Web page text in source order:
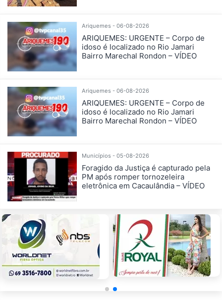
Ariquemes - 06-08-2026
ARIQUEMES: URGENTE – Corpo de
idoso é localizado no Rio Jamari
Bairro Marechal Rondon – VÍDEO
Ariquemes - 06-08-2026
ARIQUEMES: URGENTE – Corpo de
idoso é localizado no Rio Jamari
Bairro Marechal Rondon – VÍDEO
Municípios - 05-08-2026
Foragido da Justiça é capturado pela
PM após romper tornozeleira
eletrônica em Cacaulândia – VÍDEO